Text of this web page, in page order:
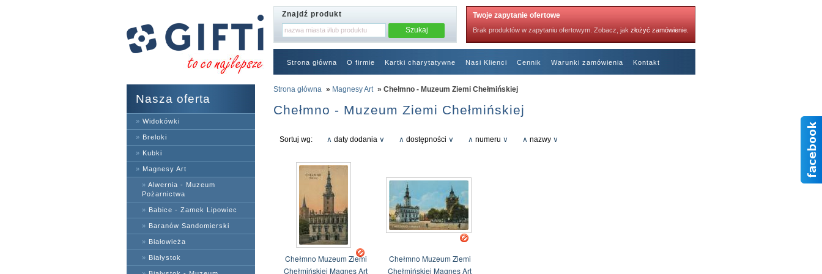
Znajdź produkt Twoje zapytanie ofertowe
Brak produktów w zapytaniu ofertowym. Zobacz, jak złożyć zamówienie
Strona główna O firmie Kartki charytatywne Nasi Klienci Cennik Warunki zamówienia Kontakt
RODO
Nasza oferta
» Widokówki
» Breloki
» Kubki
» Magnesy Art
» Alwernia - Muzeum
Pożarnictwa
» Babice - Zamek Lipowiec
» Baranów Sandomierski
» Białowieża
» Białystok
Strona główna » Magnesy Art » Chełmno - Muzeum Ziemi Chełmińskiej
Chełmno - Muzeum Ziemi Chełmińskiej
Sortuj wg: ∧ daty dodania ∨ ∧ dostępności ∨ ∧ numeru ∨ ∧ nazwy ∨
Chełmno Muzeum Ziemi
Chełmińskiej Magnes Art
Chełmno Muzeum Ziemi
Chełmińskiej Magnes Art